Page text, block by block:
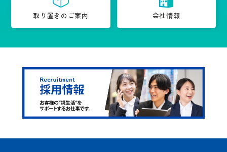
取り置きのご案内 会社情報